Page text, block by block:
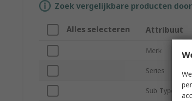
Zoek vergelijkbare producten
Alles selecteren Attribuut
Merk
Series
Sub Type